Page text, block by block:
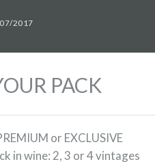
2017
PACK
or EXCLUSIVE
in wine: 2, 3 or 4 vintages